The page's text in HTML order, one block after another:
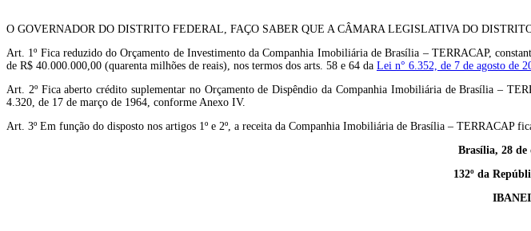
O GOVERNADOR DO DISTRITO FEDERAL, FAÇO SABER QUE A CÂMARA LEGISLATIVA DO
Art. 1º Fica reduzido do Orçamento de Investimento da Companhia Imobiliária de Brasília – TERRACAP,
de R$ 40.000.000,00 (quarenta milhões de reais), nos termos dos arts. 58 e 64 da Lei n° 6.352, de 7 de agosto de
Art. 2º Fica aberto crédito suplementar no Orçamento de Dispêndio da Companhia Imobiliária de Brasília –
4.320, de 17 de março de 1964, conforme Anexo IV.
Art. 3º Em função do disposto nos artigos 1º e 2º, a receita da Companhia Imobiliária de Brasília – TERRACAP
Brasília, 28 de
132º da